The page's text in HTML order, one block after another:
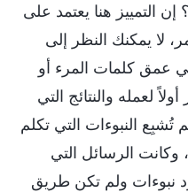
إن التمييز هنا يعتمد على
لا يمكنك النظر إلى
عمق كلمات المرء أو
لعمله والنتائج التي
تُشبِع النبوءات التي تكلم
وكانت الرسائل التي
نبوءات ولم تكن طريق